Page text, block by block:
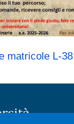
matricole L-